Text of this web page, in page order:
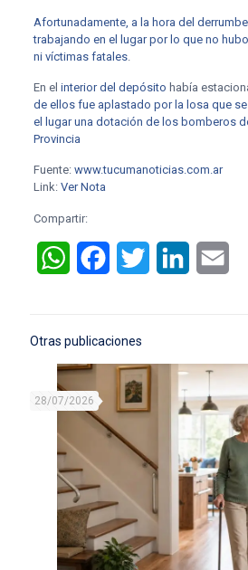
Afortunadamente, a la hora del
trabajando en el lugar por lo que no
ni víctimas fatales.
En el interior del depósito había
de ellos fue aplastado por la losa que
el lugar una dotación de los bomberos
Provincia
Fuente: www.tucumanoticias.com.ar
Link: Ver Nota
Compartir:
WhatsAppFacebookTwitter LinkedIn
Otras publicaciones
28/07/2026